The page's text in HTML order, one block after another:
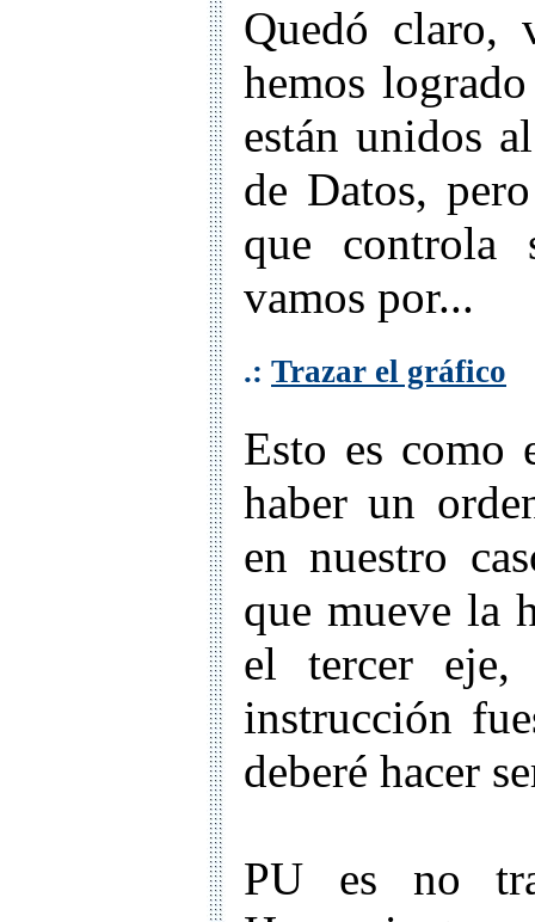
Quedó claro,
hemos
están unidos
de Datos,
que controla
vamos por...
.: Trazar el gráfico
Esto es como
haber un
en nuestro
que mueve la
el tercer
instrucción
deberé hacer
PU es no